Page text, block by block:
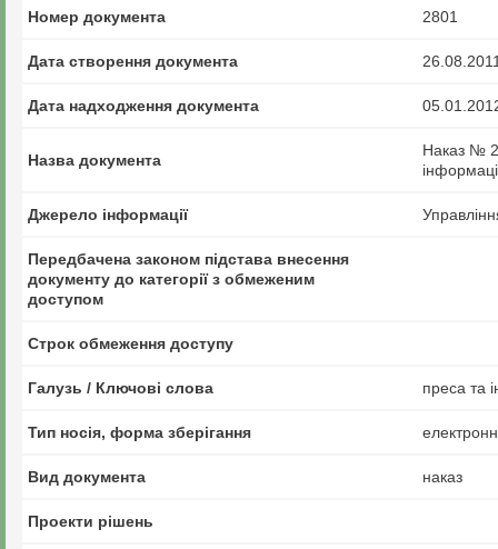
Номер документа 2801
Дата створення документа
Дата надходження документа
Назва документа
Наказ №
Джерело інформації
Передбачена законом підстава внесення
документу до категорії з обмеженим
доступом
Строк обмеження доступу
Галузь / Ключові слова преса та
Тип носія, форма зберігання
Вид документа наказ
Проекти рішень